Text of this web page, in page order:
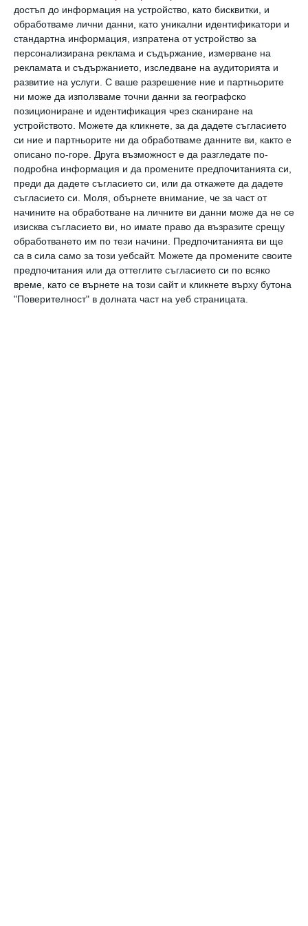
достъп до информация на устройство, като бисквитки, и
обработваме лични данни, като уникални идентификатори и
стандартна информация, изпратена от устройство за
персонализирана реклама и съдържание, измерване на
рекламата и съдържанието, изследване на аудиторията и
развитие на услуги. С ваше разрешение ние и партньорите
ни може да използваме точни данни за географско
позициониране и идентификация чрез сканиране на
устройството. Можете да кликнете, за да дадете съгласието
си ние и партньорите ни да обработваме данните ви, както е
описано по-горе. Друга възможност е да разгледате по-
подробна информация и да промените предпочитанията си,
преди да дадете съгласието си, или да откажете да дадете
съгласието си. Моля, обърнете внимание, че за част от
начините на обработване на личните ви данни може да не се
изисква съгласието ви, но имате право да възразите срещу
обработването им по тези начини. Предпочитанията ви ще
са в сила само за този уебсайт. Можете да промените своите
предпочитания или да оттеглите съгласието си по всяко
време, като се върнете на този сайт и кликнете върху бутона
"Поверителност" в долната част на уеб страницата.
възраст. Младите предпочитат обикновени
силиконови калъфи за своите смартфони.
Мини-комплект за първа помощ
Внимателно сгънат и
прибран в дамската чанта, несъмнено е
белег за богат житейски опит. Младите
хора просто влизат в аптеката, когато се
налага, купуват лекарствата, предписани в
момента, и ги държат в хартиен плик в
жабката на колата.
Аксесоари